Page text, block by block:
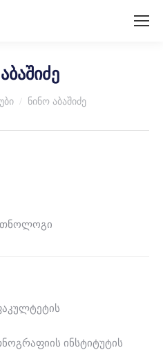
ნინო აბაშიძე
ინსტიტუტის